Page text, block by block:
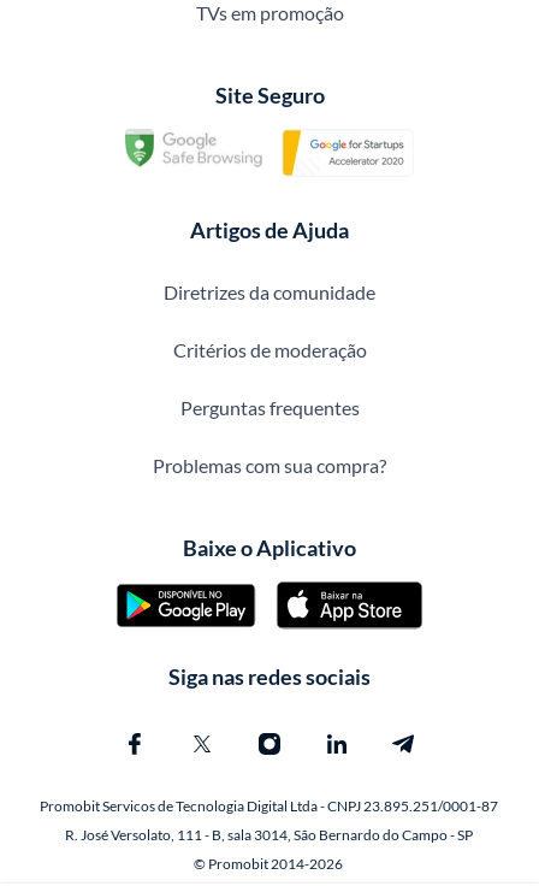
TVs em promoção
Site Seguro
Artigos de Ajuda
Diretrizes da comunidade
Critérios de moderação
Perguntas frequentes
Problemas com sua compra?
Baixe o Aplicativo
Siga nas redes sociais
Promobit Servicos de Tecnologia Digital Ltda - CNPJ 23.895.251/0001-87
R. José Versolato, 111 - B, sala 3014, São Bernardo do Campo - SP
© Promobit 2014-2026